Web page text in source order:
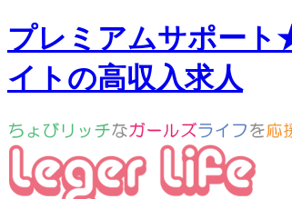
プレミアムサポート
イトの高収入求人